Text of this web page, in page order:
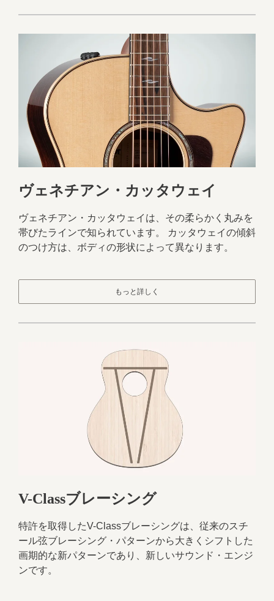
ヴェネチアン・カッタウェイ
ヴェネチアン・カッタウェイは、その柔らかく丸みを
帯びたラインで知られています。 カッタウェイの傾斜
のつけ方は、ボディの形状によって異なります。
もっと詳しく
V-Classブレーシング
特許を取得したV-Classブレーシングは、従来のスチ
ール弦ブレーシング・パターンから大きくシフトした
画期的な新パターンであり、新しいサウンド・エンジ
ンです。